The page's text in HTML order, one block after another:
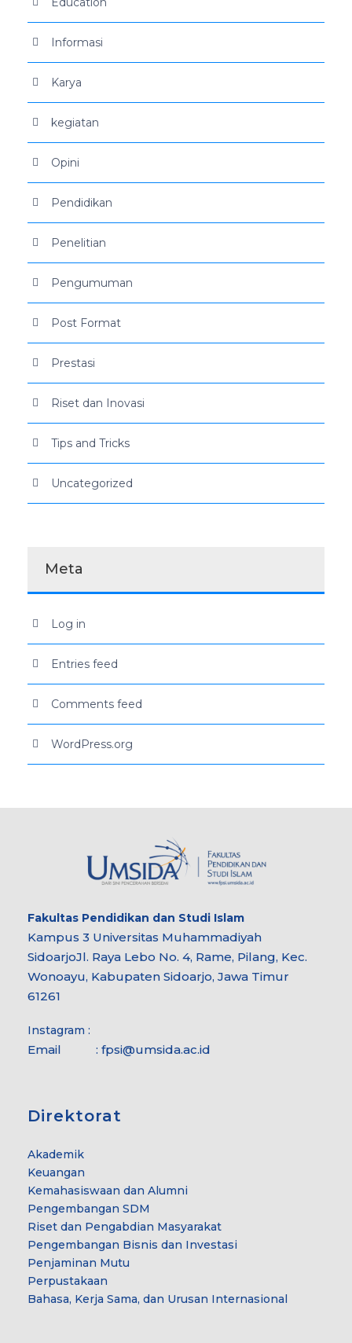
Informasi
Karya
kegiatan
Opini
Pendidikan
Penelitian
Pengumuman
Post Format
Prestasi
Riset dan Inovasi
Tips and Tricks
Uncategorized
Meta
Log in
Entries feed
Comments feed
WordPress.org
Fakultas Pendidikan dan Studi Islam
Kampus 3 Universitas Muhammadiyah
SidoarjoJl. Raya Lebo No. 4, Rame, Pilang, Kec.
Wonoayu, Kabupaten Sidoarjo, Jawa Timur
61261
Instagram :
Email : fpsi@umsida.ac.id
Direktorat
Akademik
Keuangan
Kemahasiswaan dan Alumni
Pengembangan SDM
Riset dan Pengabdian Masyarakat
Pengembangan Bisnis dan Investasi
Penjaminan Mutu
Perpustakaan
Bahasa, Kerja Sama, dan Urusan Internasional